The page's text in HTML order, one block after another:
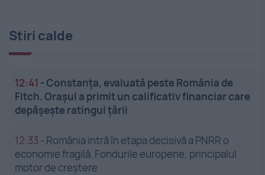
Stiri calde
12:41 -Constanța, evaluată peste România de
Fitch. Orașul a primit un calificativ financiar care
depășește ratingul țării
12:33 - România intră în etapa decisivă a PNRR o
economie fragilă. Fondurile europene, principalul
motor de creștere